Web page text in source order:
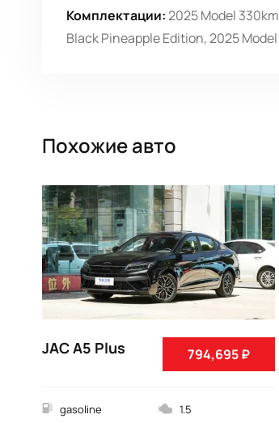
Комплектации:2025 Model
Black Pineapple Edition, 2025
Похожие авто
794,695 ₽
JAC A5 Plus
gasoline
1.5